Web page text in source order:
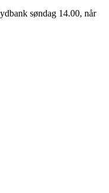
søndag 14.00, når